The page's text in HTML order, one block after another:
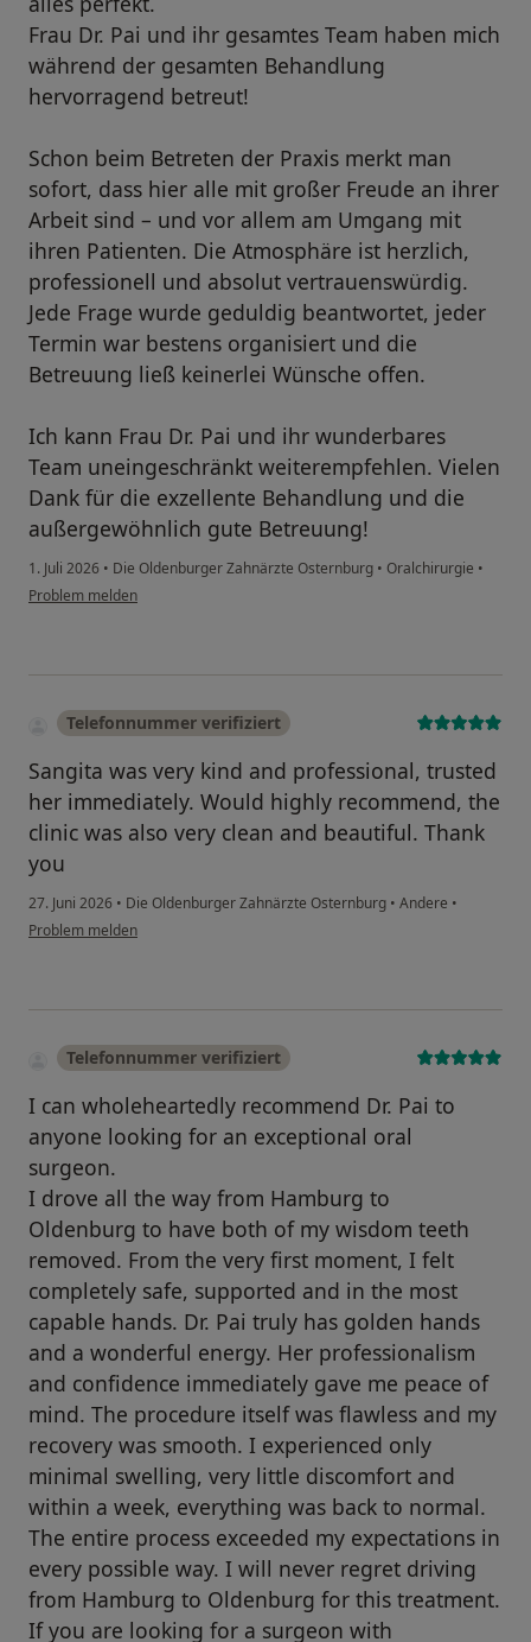
Frau Dr. Pai und ihr gesamtes Team haben mich
während der gesamten Behandlung
hervorragend betreut!
Schon beim Betreten der Praxis merkt man
sofort, dass hier alle mit großer Freude an ihrer
Arbeit sind – und vor allem am Umgang mit
ihren Patienten. Die Atmosphäre ist herzlich,
professionell und absolut vertrauenswürdig.
Jede Frage wurde geduldig beantwortet, jeder
Termin war bestens organisiert und die
Betreuung ließ keinerlei Wünsche offen.
Ich kann Frau Dr. Pai und ihr wunderbares
Team uneingeschränkt weiterempfehlen. Vielen
Dank für die exzellente Behandlung und die
außergewöhnlich gute Betreuung!
1. Juli 2026 • Die Oldenburger Zahnärzte Osternburg • Oralchirurgie •
Problem melden
Telefonnummer verifiziert
Sangita was very kind and professional, trusted
her immediately. Would highly recommend, the
clinic was also very clean and beautiful. Thank
you
27. Juni 2026 • Die Oldenburger Zahnärzte Osternburg • Andere •
Problem melden
Telefonnummer verifiziert
I can wholeheartedly recommend Dr. Pai to
anyone looking for an exceptional oral
surgeon.
I drove all the way from Hamburg to
Oldenburg to have both of my wisdom teeth
removed. From the very first moment, I felt
completely safe, supported and in the most
capable hands. Dr. Pai truly has golden hands
and a wonderful energy. Her professionalism
and confidence immediately gave me peace of
mind. The procedure itself was flawless and my
recovery was smooth. I experienced only
minimal swelling, very little discomfort and
within a week, everything was back to normal.
The entire process exceeded my expectations in
every possible way. I will never regret driving
from Hamburg to Oldenburg for this treatment.
If you are looking for a surgeon with